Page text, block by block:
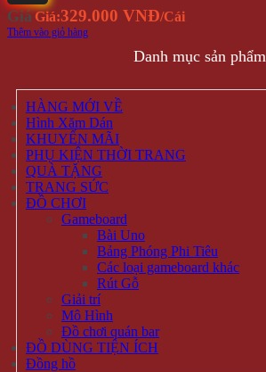
Giá Giá:329.000 VNĐ/Cái
Thêm vào giỏ hàng
Danh mục sản phẩm
HÀNG MỚI VỀ
Hình Xăm Dán
KHUYẾN MÃI
PHỤ KIỆN THỜI TRANG
QUÀ TẶNG
TRANG SỨC
ĐỒ CHƠI
Gameboard
Bài Uno
Bảng Phóng Phi Tiêu
Các loại gameboard khác
Rút Gỗ
Giải trí
Mô Hình
Đồ chơi quán bar
ĐỒ DÙNG TIỆN ÍCH
Đồng hồ